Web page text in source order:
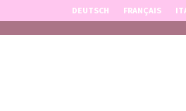
DEUTSCH FRANÇAIS